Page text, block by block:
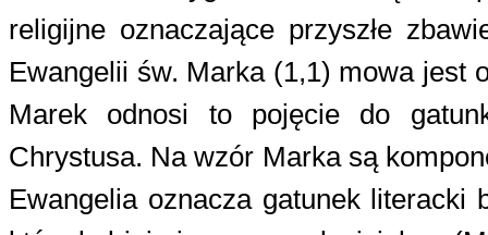
religijne oznaczające przyszłe
Ewangelii św. Marka (1,1) mowa jest
Marek odnosi to pojęcie do
Chrystusa. Na wzór Marka są
Ewangelia oznacza gatunek literacki